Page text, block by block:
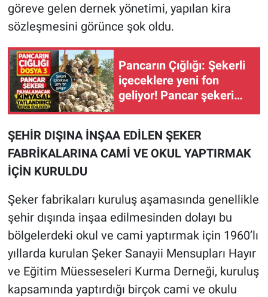
göreve gelen dernek yönetimi, yapılan kira
sözleşmesini görünce şok oldu.
Pancarın Çığlığı: Şekerli
içeceklere yeni fon
geliyor! Pancar şekeri
teşvik edilecek!
ŞEHİR DIŞINA İNŞAA EDİLEN ŞEKER
FABRİKALARINA CAMİ VE OKUL YAPTIRMAK
İÇİN KURULDU
Şeker fabrikaları kuruluş aşamasında genellikle
şehir dışında inşaa edilmesinden dolayı bu
bölgelerdeki okul ve cami yaptırmak için 1960’lı
yıllarda kurulan Şeker Sanayii Mensupları Hayır
ve Eğitim Müesseseleri Kurma Derneği, kuruluş
kapsamında yaptırdığı birçok cami ve okulu